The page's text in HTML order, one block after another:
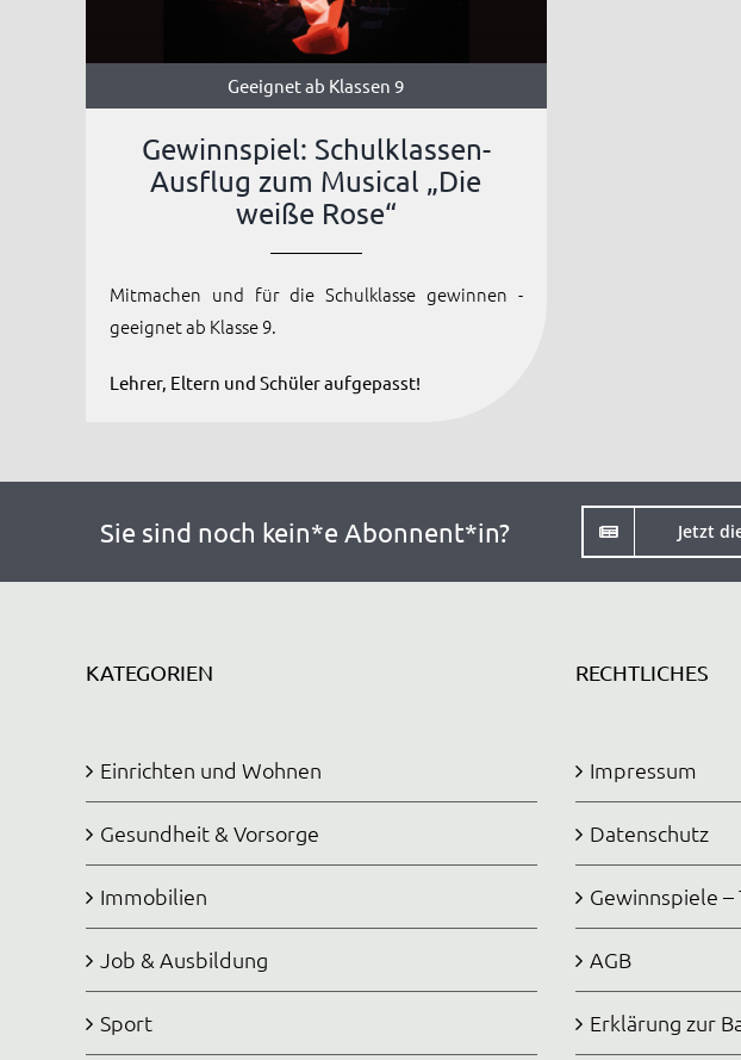
Geeignet ab Klassen 9
Gewinnspiel: Schulklassen-
Ausflug zum Musical „Die
weiße Rose“
Mitmachen und für die Schulklasse gewinnen -
geeignet ab Klasse 9.
Lehrer, Eltern und Schüler aufgepasst!
Sie sind noch kein*e Abonnent*in? Jetzt
KATEGORIEN
Einrichten und Wohnen
Gesundheit & Vorsorge
Immobilien
Job & Ausbildung
Sport
RECHTLICHES
Impressum
Datenschutz
Gewinnspiele
AGB
Erklärung zur